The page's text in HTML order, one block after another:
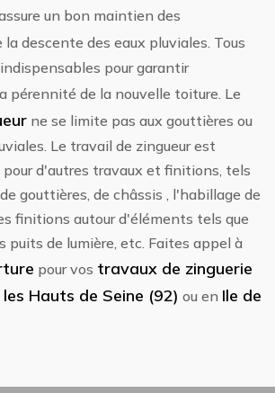
un bon maintien des
la descente des eaux pluviales. Tous
pour garantir
pérennité de la nouvelle toiture. Le
ne se limite pas aux gouttières ou
Le travail de zingueur est
d'autres travaux et finitions, tels
gouttières, de châssis , l'habillage de
finitions autour d'éléments tels que
puits de lumière, etc. Faites appel à
pour vos travaux de zinguerie
les Hauts de Seine (92) ou en Ile de